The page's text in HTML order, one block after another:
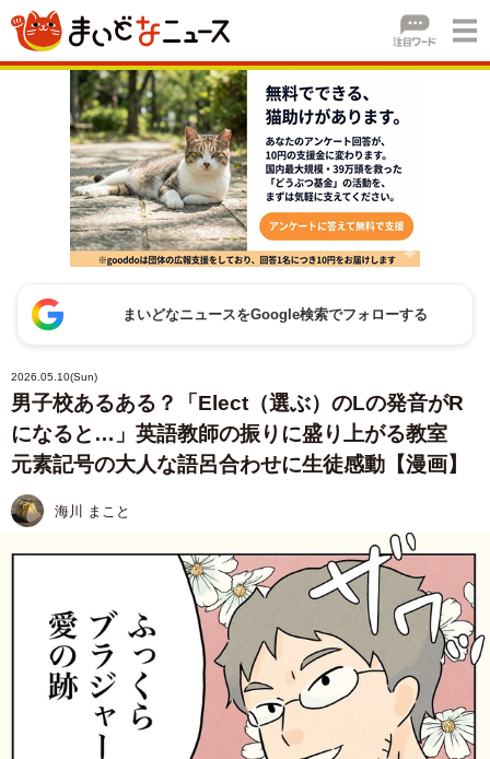
まいどなニュースをGoogle検索でフォローする
2026.05.10(Sun)
男子校あるある？「Elect（選ぶ）のLの発音がR
になると…」英語教師の振りに盛り上がる教室
元素記号の大人な語呂合わせに生徒感動【漫画】
海川 まこと